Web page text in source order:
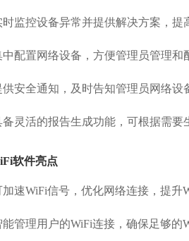
时监控设备异常并提供解决方案，提
中配置网络设备，方便管理员管理和
供安全通知，及时告知管理员网络设
备灵活的报告生成功能，可根据需要
软件亮点
加速WiFi信号，优化网络连接，提升
能管理用户的WiFi连接，确保足够的